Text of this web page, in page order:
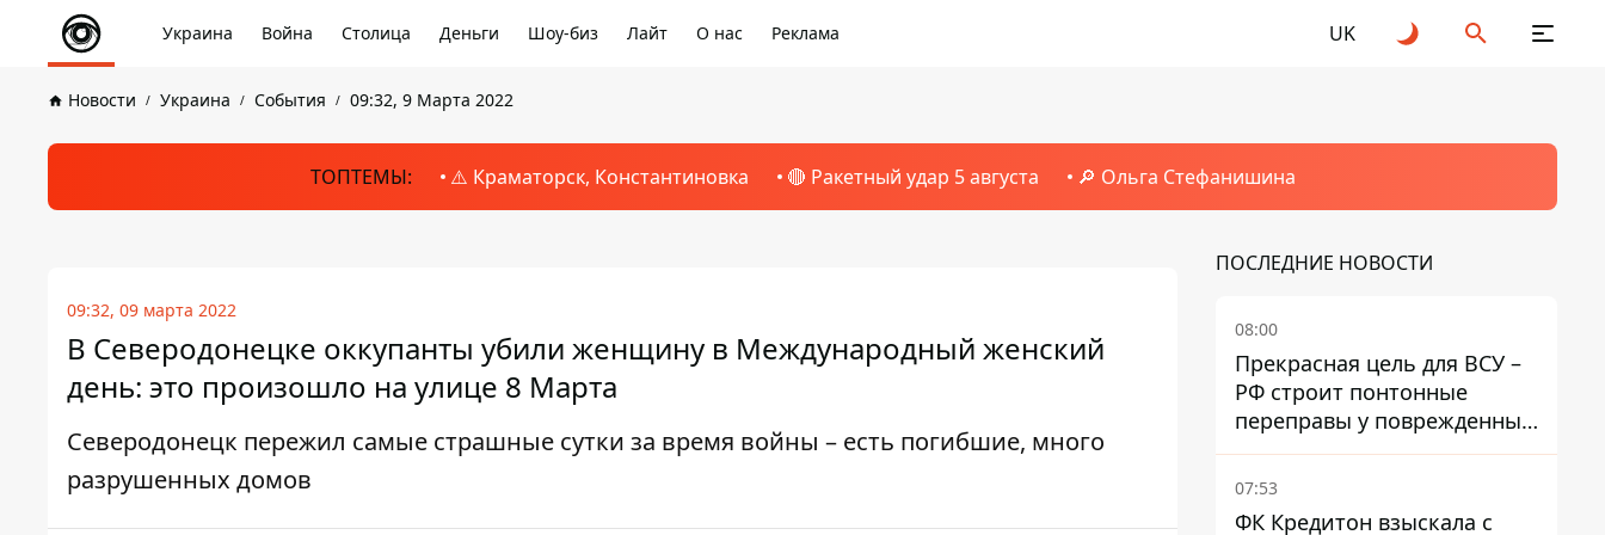
Украина Война Столица Деньги Шоу-биз Лайт О нас Реклама UK
Новости Украина События 09:32, 9 Марта 2022
ТОПТЕМЫ: ⚠️ Краматорск, Константиновка 🔴 Ракетный удар 5 августа 🔎 Ольга Стефанишина
09:32, 09 марта 2022
В Северодонецке оккупанты убили женщину в Международный женский
день: это произошло на улице 8 Марта
Северодонецк пережил самые страшные сутки за время войны – есть погибшие, много
разрушенных домов
ПОСЛЕДНИЕ НОВОСТИ
08:00
Прекрасная цель для ВСУ –
РФ строит понтонные
переправы у поврежденных
мостов на ТОТ
07:53
ФК Кредитон взыскала с